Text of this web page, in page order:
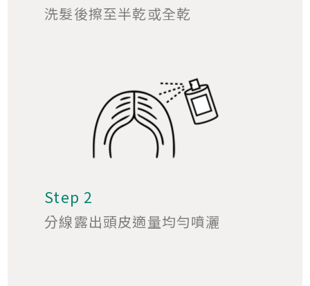
洗髮後擦至半乾或全乾
Step 2
分線露出頭皮適量均勻噴灑